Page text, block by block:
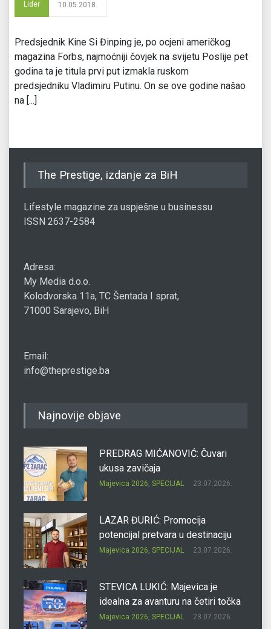
Lider 10.05.2018.
Predsjednik Kine Si Đinping je, po ocjeni američkog
magazina Forbs, najmoćniji čovjek na svijetu Poslije pet
godina ta je titula prvi put izmakla ruskom
predsjedniku Vladimiru Putinu. On se ove godine našao
na [...]
The Prestige, izdanje za BiH
Lifestyle magazine za uspješne u businessu
ISSN 2637-2584
Adresa:
My Media d.o.o.
Kolodvorska 11a, TC Šentada I sprat,
71000 Sarajevo, BiH
Email:
info@theprestige.ba
Najnovije objave
PREDRAG MIĆANOVIĆ: Čuvari
ukusa zavičaja
Majevica 2026, SPECIJAL 23.07.2026.
LAZAR ĐURIĆ: Promocija
potencijal pretvara u destinaciju
Majevica 2026, SPECIJAL 23.07.2026.
STEVICA LUKIĆ: Majevica je
idealna za avanturu na četiri točka
Majevica 2026, SPECIJAL 23.07.2026.